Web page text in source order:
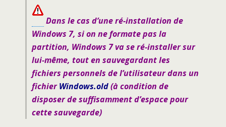
Dans le cas d’une ré-installation de
Windows 7, si on ne formate pas la
partition, Windows 7 va se ré-installer sur
lui-même, tout en sauvegardant les
fichiers personnels de l’utilisateur dans un
fichierWindows.old(à condition de
disposer de suffisamment d’espace pour
cette sauvegarde)